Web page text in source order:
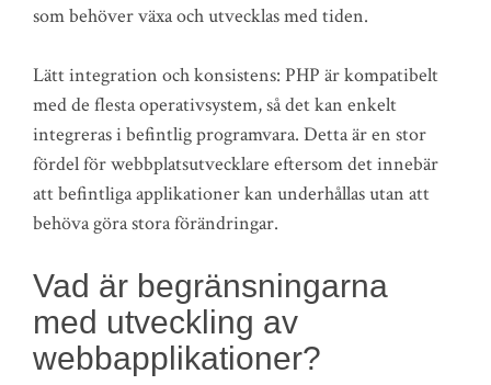
som behöver växa och utvecklas med tiden.
Lätt integration och konsistens: PHP är kompatibelt
med de flesta operativsystem, så det kan enkelt
integreras i befintlig programvara. Detta är en stor
fördel för webbplatsutvecklare eftersom det innebär
att befintliga applikationer kan underhållas utan att
behöva göra stora förändringar.
Vad är begränsningarna
med utveckling av
webbapplikationer?